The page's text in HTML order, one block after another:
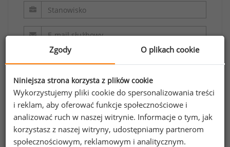
Oświadczam, że zapoznałem/zapoznałam się z
regulaminem.
Zgody O plikach cookie
Niniejsza strona korzysta z plików cookie
Wykorzystujemy pliki cookie do spersonalizowania treści
i reklam, aby oferować funkcje społecznościowe i
analizować ruch w naszej witrynie. Informacje o tym, jak
korzystasz z naszej witryny, udostępniamy partnerom
społecznościowym, reklamowym i analitycznym.